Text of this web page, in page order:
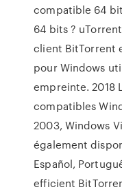
compatible 64
64 bits ?
client BitTorrent
pour Windows
empreinte. 2018
compatibles
2003, Windows
également
Español,
efficient